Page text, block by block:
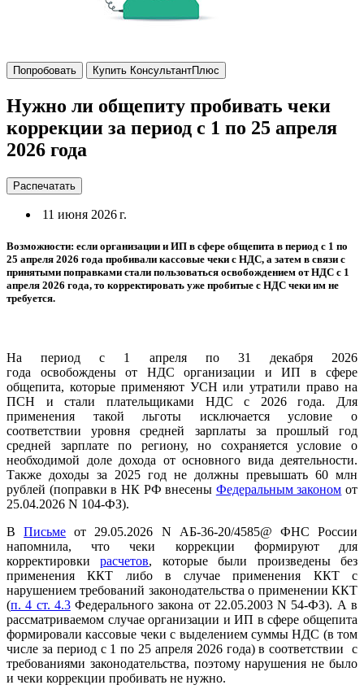
Попробовать Купить КонсультантПлюс
Нужно ли общепиту пробивать чеки
коррекции за период с 1 по 25 апреля
2026 года
Распечатать
11 июня 2026 г.
Возможности: если организации и ИП в сфере общепита в период с 1 по
25 апреля 2026 года пробивали кассовые чеки с НДС, а затем в связи с
принятыми поправками стали пользоваться освобождением от НДС с 1
апреля 2026 года, то корректировать уже пробитые с НДС чеки им не
требуется.
На период с 1 апреля по 31 декабря 2026
года освобождены от НДС организации и ИП в сфере
общепита, которые применяют УСН или утратили право на
ПСН и стали плательщиками НДС с 2026 года. Для
применения такой льготы исключается условие о
соответствии уровня средней зарплаты за прошлый год
средней зарплате по региону, но сохраняется условие о
необходимой доле дохода от основного вида деятельности.
Также доходы за 2025 год не должны превышать 60 млн
рублей (поправки в НК РФ внесены Федеральным законом от
25.04.2026 N 104-ФЗ).
ВПисьме от 29.05.2026 N АБ-36-20/4585@ ФНС России
напомнила, что чеки коррекции формируют для
корректировкирасчетов, которые были произведены без
применения ККТ либо в случае применения ККТ с
нарушением требований законодательства о применении ККТ
(п. 4 ст. 4.3Федерального закона от 22.05.2003 N 54-ФЗ). А в
рассматриваемом случае организации и ИП в сфере общепита
формировали кассовые чеки с выделением суммы НДС (в том
числе за период с 1 по 25 апреля 2026 года) в соответствии с
требованиями законодательства, поэтому нарушения не было
и чеки коррекции пробивать не нужно.